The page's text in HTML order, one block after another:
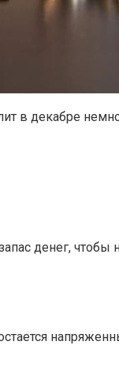
в декабре
денег,